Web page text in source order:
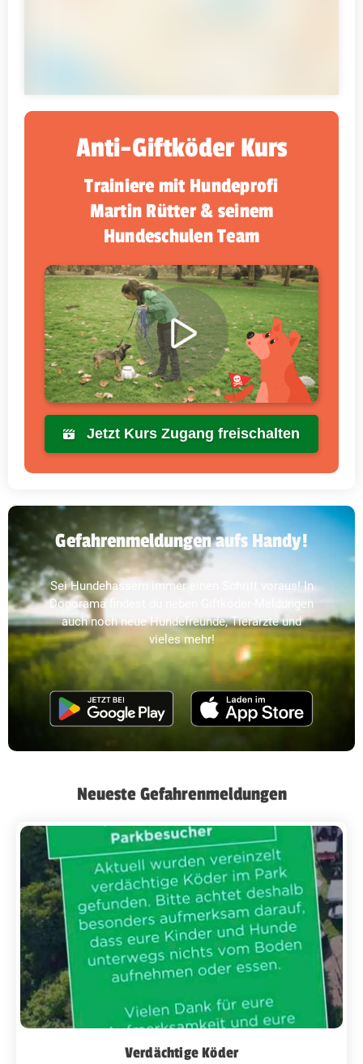
Anti-Giftköder Kurs
Trainiere mit Hundeprofi
Martin Rütter & seinem
Hundeschulen Team
Jetzt Kurs Zugang freischalten
Gefahrenmeldungen aufs Handy!
Sei Hundehassern immer einen Schritt voraus! In
Dogorama findest du neben Giftköder-Meldungen
auch noch neue Hundefreunde, Tierärzte und
vieles mehr!
Neueste Gefahrenmeldungen
Verdächtige Köder